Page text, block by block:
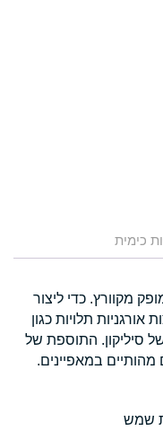
כימית
מקוורץ. כדי ליצור
תלויות כגון
סיליקון. התוספת של
מהותיים במאפיינים.
שמש